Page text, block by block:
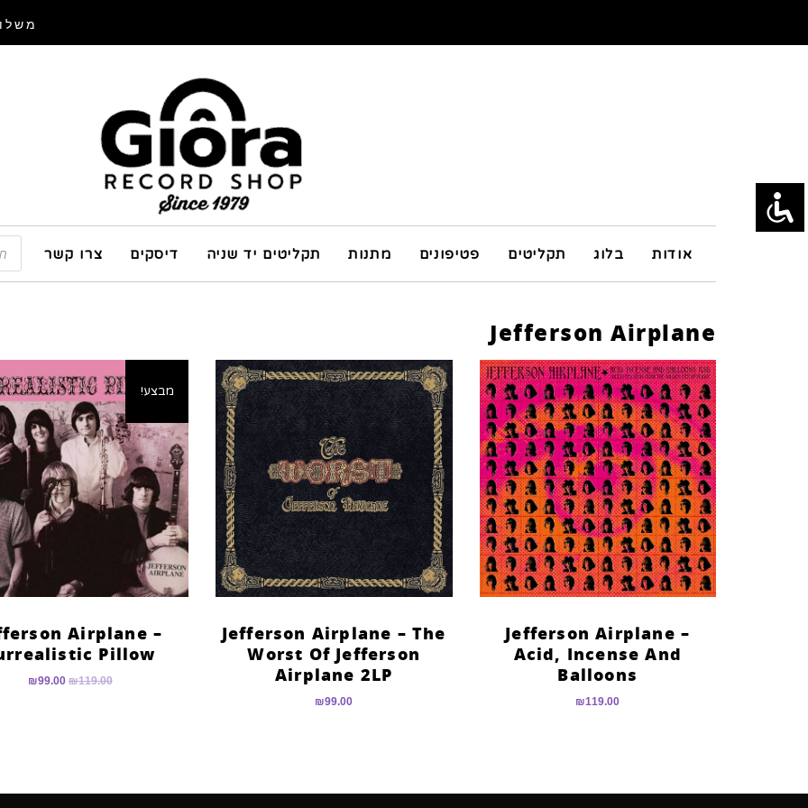
אודות בלוג תקליטים פטיפונים מתנות תקליטים יד שניה דיסקים צרו קשר
Jefferson Airplane
Jefferson Airplane –
Acid, Incense And
Balloons
₪119.00
Jefferson Airplane – The
Worst Of Jefferson
Airplane 2LP
₪99.00
מבצע!
Airplane –
Pillow
₪119.00
₪99.00